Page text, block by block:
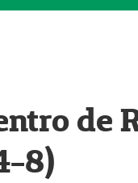
de
8)